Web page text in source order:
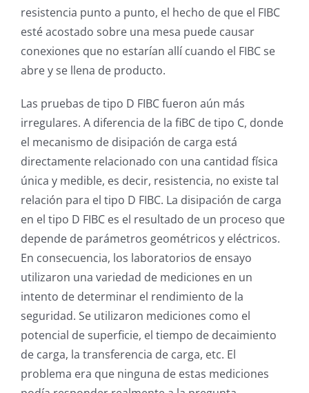
resistencia punto a punto, el hecho de que el FIBC
esté acostado sobre una mesa puede causar
conexiones que no estarían allí cuando el FIBC se
abre y se llena de producto.
Las pruebas de tipo D FIBC fueron aún más
irregulares. A diferencia de la fiBC de tipo C, donde
el mecanismo de disipación de carga está
directamente relacionado con una cantidad física
única y medible, es decir, resistencia, no existe tal
relación para el tipo D FIBC. La disipación de carga
en el tipo D FIBC es el resultado de un proceso que
depende de parámetros geométricos y eléctricos.
En consecuencia, los laboratorios de ensayo
utilizaron una variedad de mediciones en un
intento de determinar el rendimiento de la
seguridad. Se utilizaron mediciones como el
potencial de superficie, el tiempo de decaimiento
de carga, la transferencia de carga, etc. El
problema era que ninguna de estas mediciones